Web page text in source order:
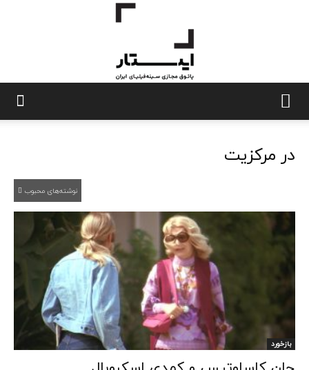
در مرکزیت
نوشته‌های محبوب
بازخورد